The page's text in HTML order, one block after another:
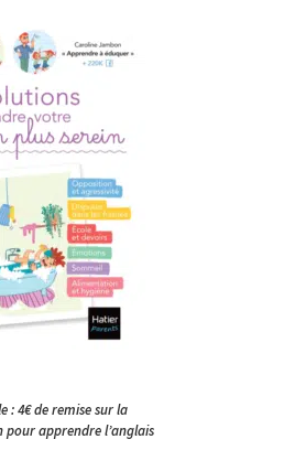
: 4€ de remise sur la
apprendre l’anglais